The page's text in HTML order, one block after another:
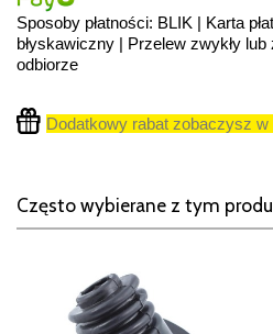
Sposoby płatności: BLIK | Karta
błyskawiczny | Przelew zwykły lub
odbiorze
Dodatkowy rabat zobaczysz
Często wybierane z tym